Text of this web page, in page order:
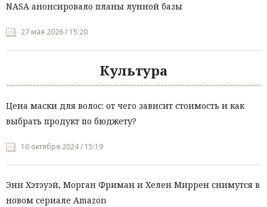
NASA анонсировало планы лунной базы
27 мая 2026 / 15:20
Культура
Цена маски для волос: от чего зависит стоимость и как
выбрать продукт по бюджету?
10 октября 2024 / 15:19
Энн Хэтэуэй, Морган Фриман и Хелен Миррен снимутся в
новом сериале Amazon